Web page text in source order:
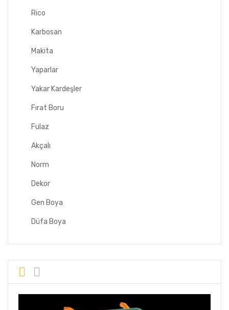
Rico
Karbosan
Makita
Yaparlar
Yakar Kardeşler
Fırat Boru
Fulaz
Akçalı
Norm
Dekor
Gen Boya
Düfa Boya